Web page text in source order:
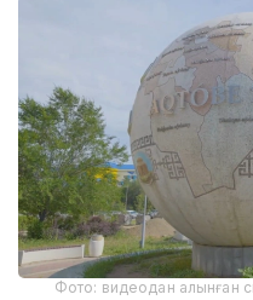
Фото: видеодан алынған